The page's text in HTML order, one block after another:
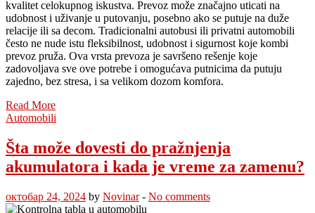
kvalitet celokupnog iskustva. Prevoz može značajno uticati na
udobnost i uživanje u putovanju, posebno ako se putuje na duže
relacije ili sa decom. Tradicionalni autobusi ili privatni automobili
često ne nude istu fleksibilnost, udobnost i sigurnost koje kombi
prevoz pruža. Ova vrsta prevoza je savršeno rešenje koje
zadovoljava sve ove potrebe i omogućava putnicima da putuju
zajedno, bez stresa, i sa velikom dozom komfora.
Read More
Automobili
Šta može dovesti do pražnjenja
akumulatora i kada je vreme za zamenu?
октобар 24, 2024 by Novinar- No comments